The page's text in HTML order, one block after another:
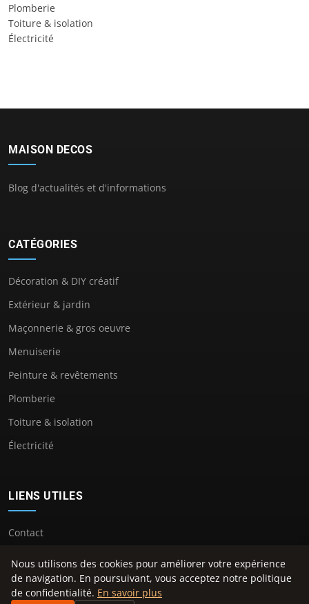
Plomberie
Toiture & isolation
Électricité
MAISON DECOS
Blog d'actualités et d'informations
CATÉGORIES
Décoration & DIY créatif
Extérieur & jardin
Maçonnerie & gros oeuvre
Menuiserie
Peinture & revêtements
Plomberie
Toiture & isolation
Électricité
LIENS UTILES
Contact
© 2026 Maison Decos. Tous droits réservés.
Nous utilisons des cookies pour améliorer votre expérience
de navigation. En poursuivant, vous acceptez notre politique
de confidentialité. En savoir plus